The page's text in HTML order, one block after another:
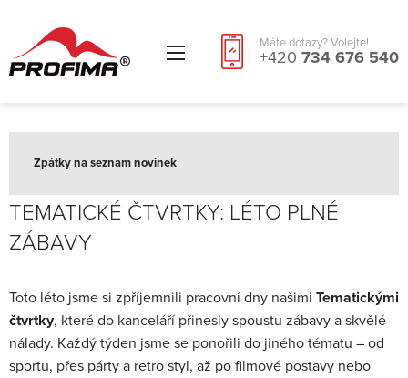
Máte dotazy? Volejte!
+420 734 676 540
Zpátky na seznam novinek
TEMATICKÉ ČTVRTKY: LÉTO PLNÉ
ZÁBAVY
Toto léto jsme si zpříjemnili pracovní dny našimi Tematickými
čtvrtky, které do kanceláří přinesly spoustu zábavy a skvělé
nálady. Každý týden jsme se ponořili do jiného tématu – od
sportu, přes párty a retro styl, až po filmové postavy nebo